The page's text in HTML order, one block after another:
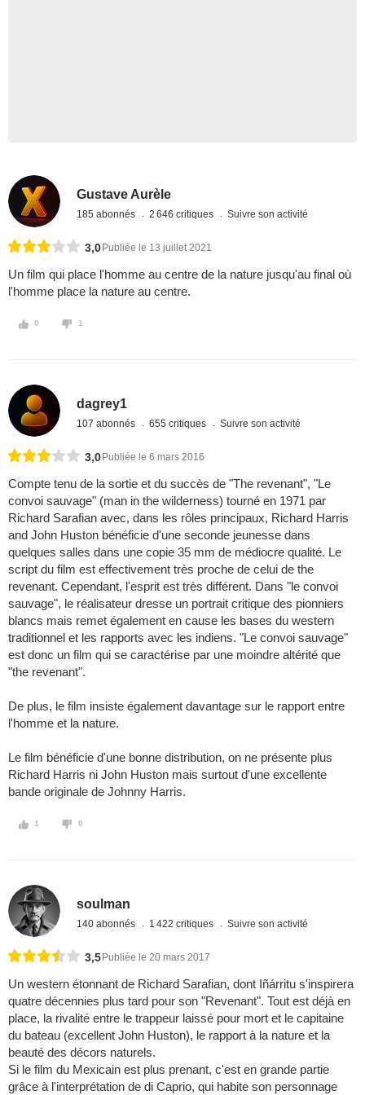
Gustave Aurèle
185 abonnés 2 646 critiques Suivre son activité
3,0 Publiée le 13 juillet 2021
Un film qui place l'homme au centre de la nature jusqu'au final où
l'homme place la nature au centre.
0 1
dagrey1
107 abonnés 655 critiques Suivre son activité
3,0 Publiée le 6 mars 2016
Compte tenu de la sortie et du succès de "The revenant", "Le
convoi sauvage" (man in the wilderness) tourné en 1971 par
Richard Sarafian avec, dans les rôles principaux, Richard Harris
and John Huston bénéficie d'une seconde jeunesse dans
quelques salles dans une copie 35 mm de médiocre qualité. Le
script du film est effectivement très proche de celui de the
revenant. Cependant, l'esprit est très différent. Dans "le convoi
sauvage", le réalisateur dresse un portrait critique des pionniers
blancs mais remet également en cause les bases du western
traditionnel et les rapports avec les indiens. "Le convoi sauvage"
est donc un film qui se caractérise par une moindre altérité que
"the revenant".
De plus, le film insiste également davantage sur le rapport entre
l'homme et la nature.
Le film bénéficie d'une bonne distribution, on ne présente plus
Richard Harris ni John Huston mais surtout d'une excellente
bande originale de Johnny Harris.
1 0
soulman
140 abonnés 1 422 critiques Suivre son activité
3,5 Publiée le 20 mars 2017
Un western étonnant de Richard Sarafian, dont Iñárritu s'inspirera
quatre décennies plus tard pour son "Revenant". Tout est déjà en
place, la rivalité entre le trappeur laissé pour mort et le capitaine
du bateau (excellent John Huston), le rapport à la nature et la
beauté des décors naturels.
Si le film du Mexicain est plus prenant, c'est en grande partie
grâce à l'interprétation de di Caprio, qui habite son personnage